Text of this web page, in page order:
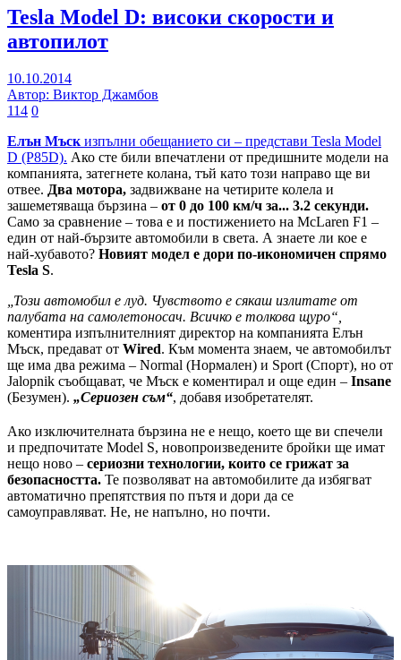
Tesla Model D: високи скорости и
автопилот
10.10.2014
Автор: Виктор Джамбов
114 0
Елън Мъскизпълни обещанието си – представи Tesla Model
D (P85D). Ако сте били впечатлени от предишните модели на
компанията, затегнете колана, тъй като този направо ще ви
отвее. Два мотора, задвижване на четирите колела и
зашеметяваща бързина – от 0 до 100 км/ч за... 3.2 секунди.
Само за сравнение – това е и постижението на McLaren F1 –
един от най-бързите автомобили в света. А знаете ли кое е
най-хубавото? Новият модел е дори по-икономичен спрямо
Tesla S.
„Този автомобил е луд. Чувството е сякаш излитате от
палубата на самолетоносач. Всичко е толкова щуро“,
коментира изпълнителният директор на компанията Елън
Мъск, предават от Wired. Към момента знаем, че автомобилът
ще има два режима – Normal (Нормален) и Sport (Спорт), но от
Jalopnik съобщават, че Мъск е коментирал и още един – Insane
(Безумен). „Сериозен съм“, добавя изобретателят.
Ако изключителната бързина не е нещо, което ще ви спечели
и предпочитате Model S, новопроизведените бройки ще имат
нещо ново – сериозни технологии, които се грижат за
безопасността. Те позволяват на автомобилите да избягват
автоматично препятствия по пътя и дори да се
самоуправляват. Не, не напълно, но почти.